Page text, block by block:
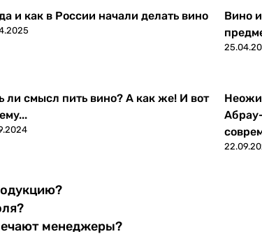
и как в России начали делать вино
Вино из СССР
ли смысл пить вино? А как же! И вот
менеджеры?